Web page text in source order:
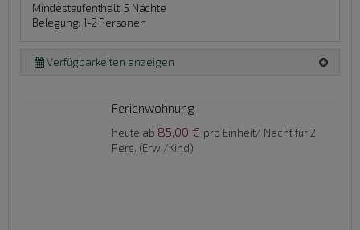
Mindestaufenthalt: 5 Nächte
Belegung: 1-2 Personen
Verfügbarkeiten anzeigen
Ferienwohnung
heute ab 85,00 € pro Einheit/ Nacht für 2
Pers. (Erw./Kind)